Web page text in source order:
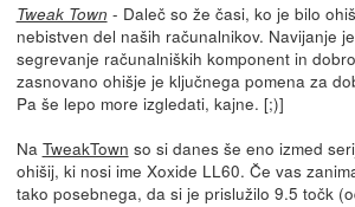
Tweak Town - Daleč so že časi, ko je bilo
nebistven del naših računalnikov. Navijanje
segrevanje računalniških komponent in
zasnovano ohišje je ključnega pomena za
Pa še lepo more izgledati, kajne. [;)]
Na TweakTown so si danes še eno izmed
ohišij, ki nosi ime Xoxide LL60. Če vas
tako posebnega, da si je prislužilo 9.5 točk